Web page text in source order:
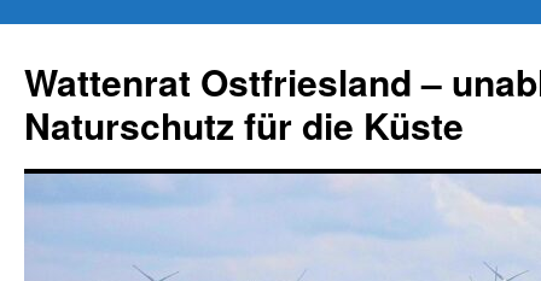
springen
Wattenrat Ostfriesland –
Naturschutz für die Küste